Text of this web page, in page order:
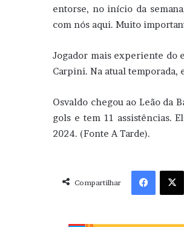
entorse, no início da
com nós aqui. Muito
Jogador mais experiente do
Carpini. Na atual temporada,
Osvaldo chegou ao Leão da
gols e tem 11 assistências.
2024. (Fonte A Tarde).
Compartilhar
Facebook